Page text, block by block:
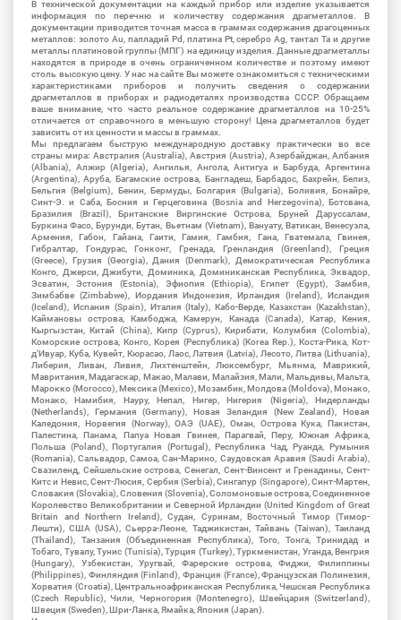
В технической документации на каждый прибор или изделие указывается
информация по перечню и количеству содержания драгметаллов. В
документации приводится точная масса в граммах содержания драгоценных
металлов: золото Au, палладий Pd, платина Pt, серебро Ag, тантал Ta и другие
металлы платиновой группы (МПГ) на единицу изделия. Данные драгметаллы
находятся в природе в очень ограниченном количестве и поэтому имеют
столь высокую цену. У нас на сайте Вы можете ознакомиться с техническими
характеристиками приборов и получить сведения о содержании
драгметаллов в приборах и радиодеталях производства СССР. Обращаем
ваше внимание, что часто реальное содержание драгметаллов на 10-25%
отличается от справочного в меньшую сторону! Цена драгметаллов будет
зависить от их ценности и массы в граммах.
Мы предлагаем быструю международную доставку практически во все
страны мира: Австралия (Australia), Австрия (Austria), Азербайджан, Албания
(Albania), Алжир (Algeria), Ангилья, Ангола, Антигуа и Барбуда, Аргентина
(Argentina), Аруба, Багамские острова, Бангладеш, Барбадос, Бахрейн, Белиз,
Бельгия (Belgium), Бенин, Бермуды, Болгария (Bulgaria), Боливия, Бонайре,
Синт-Э. и Саба, Босния и Герцеговина (Bosnia and Herzegovina), Ботсвана,
Бразилия (Brazil), Британские Виргинские Острова, Бруней Даруссалам,
Буркина Фасо, Бурунди, Бутан, Вьетнам (Vietnam), Вануату, Ватикан, Венесуэла,
Армения, Габон, Гайана, Гаити, Гамия, Гамбия, Гана, Гватемала, Гвинея,
Гибралтар, Гондурас, Гонконг, Гренада, Гренландия (Greenland), Греция
(Greece), Грузия (Georgia), Дания (Denmark), Демократическая Республика
Конго, Джерси, Джибути, Доминика, Доминиканская Республика, Эквадор,
Эсватин, Эстония (Estonia), Эфиопия (Ethiopia), Египет (Egypt), Замбия,
Зимбабве (Zimbabwe), Иордания Индонезия, Ирландия (Ireland), Исландия
(Iceland), Испания (Spain), Италия (Italy), Кабо-Верде, Казахстан (Kazakhstan),
Каймановы острова, Камбоджа, Камерун, Канада (Canada), Катар, Кения,
Кыргызстан, Китай (China), Кипр (Cyprus), Кирибати, Колумбия (Colombia),
Коморские острова, Конго, Корея (Республика) (Korea Rep.), Коста-Рика, Кот-
д'Ивуар, Куба, Кувейт, Кюрасао, Лаос, Латвия (Latvia), Лесото, Литва (Lithuania),
Либерия, Ливан, Ливия, Лихтенштейн, Люксембург, Мьянма, Маврикий,
Мавритания, Мадагаскар, Макао, Малави, Малайзия, Мали, Мальдивы, Мальта,
Марокко (Morocco), Мексика (Mexico), Мозамбик, Молдова (Moldova), Монако,
Монако, Намибия, Науру, Непал, Нигер, Нигерия (Nigeria), Нидерланды
(Netherlands), Германия (Germany), Новая Зеландия (New Zealand), Новая
Каледония, Норвегия (Norway), ОАЭ (UAE), Оман, Острова Кука, Пакистан,
Палестина, Панама, Папуа Новая Гвинея, Парагвай, Перу, Южная Африка,
Польша (Poland), Португалия (Portugal), Республика Чад, Руанда, Румыния
(Romania), Сальвадор, Самоа, Сан-Марино, Саудовская Аравия (Saudi Arabia),
Свазиленд, Сейшельские острова, Сенегал, Сент-Винсент и Гренадины, Сент-
Китс и Невис, Сент-Люсия, Сербия (Serbia), Сингапур (Singapore), Синт-Мартен,
Словакия (Slovakia), Словения (Slovenia), Соломоновые острова, Соединенное
Королевство Великобритании и Северной Ирландии (United Kingdom of Great
Britain and Northern Ireland), Судан, Суринам, Восточный Тимор (Тимор-
Лешти), США (USA), Сьерра-Леоне, Таджикистан, Тайвань (Taiwan), Таиланд
(Thailand), Танзания (Объединенная Республика), Того, Тонга, Тринидад и
Тобаго, Тувалу, Тунис (Tunisia), Турция (Turkey), Туркменистан, Уганда, Венгрия
(Hungary), Узбекистан, Уругвай, Фарерские острова, Фиджи, Филиппины
(Philippines), Финляндия (Finland), Франция (France), Французская Полинезия,
Хорватия (Croatia), Центральноафриканская Республика, Чешская Республика
(Czech Republic), Чили, Черногория (Montenegro), Швейцария (Switzerland),
Швеция (Sweden), Шри-Ланка, Ямайка, Япония (Japan).